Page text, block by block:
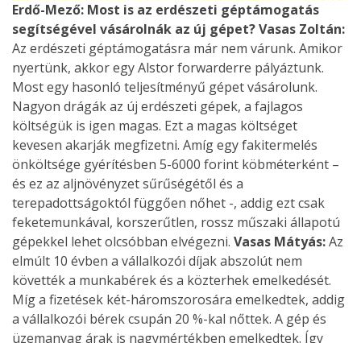
Erdő-Mező: Most is az erdészeti géptámogatás
segítségével vásárolnák az új gépet?Vasas Zoltán:
Az erdészeti géptámogatásra már nem várunk. Amikor
nyertünk, akkor egy Alstor forwarderre pályáztunk.
Most egy hasonló teljesítményű gépet vásárolunk.
Nagyon drágák az új erdészeti gépek, a fajlagos
költségük is igen magas. Ezt a magas költséget
kevesen akarják megfizetni. Amíg egy fakitermelés
önköltsége gyérítésben 5-6000 forint köbméterként –
és ez az aljnövényzet sűrűségétől és a
terepadottságoktól függően nőhet -, addig ezt csak
feketemunkával, korszerűtlen, rossz műszaki állapotú
gépekkel lehet olcsóbban elvégezni. Vasas Mátyás:Az
elmúlt 10 évben a vállalkozói díjak abszolút nem
követték a munkabérek és a közterhek emelkedését.
Míg a fizetések két-háromszorosára emelkedtek, addig
a vállalkozói bérek csupán 20 %-kal nőttek. A gép és
üzemanyag árak is nagymértékben emelkedtek. Így